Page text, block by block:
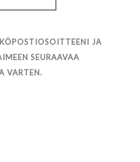
JA
SEURAAVAA
VARTEN.